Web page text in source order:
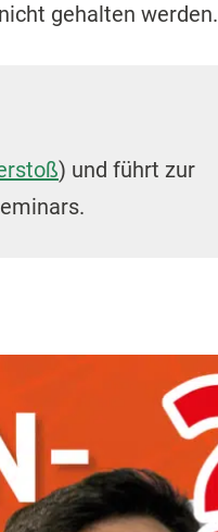
gehalten werden.
) und führt zur